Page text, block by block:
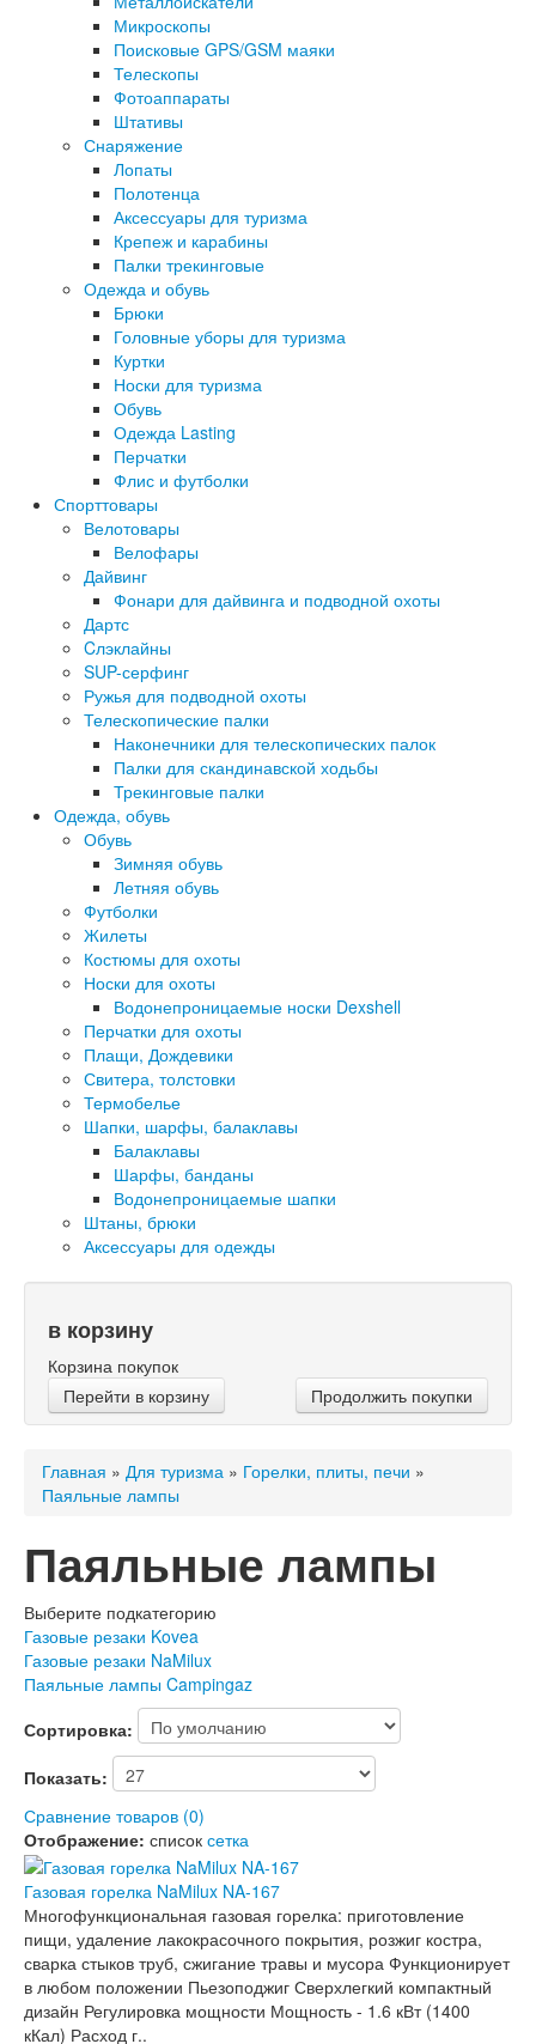
Микроскопы
Поисковые GPS/GSM маяки
Телескопы
Фотоаппараты
Штативы
Снаряжение
Лопаты
Полотенца
Аксессуары для туризма
Крепеж и карабины
Палки трекинговые
Одежда и обувь
Брюки
Головные уборы для туризма
Куртки
Носки для туризма
Обувь
Одежда Lasting
Перчатки
Флис и футболки
Спорттовары
Велотовары
Велофары
Дайвинг
Фонари для дайвинга и подводной охоты
Дартс
Cлэклайны
SUP-серфинг
Ружья для подводной охоты
Телескопические палки
Наконечники для телескопических палок
Палки для скандинавской ходьбы
Трекинговые палки
Одежда, обувь
Обувь
Зимняя обувь
Летняя обувь
Футболки
Жилеты
Костюмы для охоты
Носки для охоты
Водонепроницаемые носки Dexshell
Перчатки для охоты
Плащи, Дождевики
Свитера, толстовки
Термобелье
Шапки, шарфы, балаклавы
Балаклавы
Шарфы, банданы
Водонепроницаемые шапки
Штаны, брюки
Аксессуары для одежды
в корзину
Корзина покупок
Перейти в корзину
Продолжить покупки
Главная » Для туризма » Горелки, плиты, печи »
Паяльные лампы
Паяльные лампы
Выберите подкатегорию
Газовые резаки Kovea
Газовые резаки NaMilux
Паяльные лампы Campingaz
Сортировка:
Показать:
Сравнение товаров (0)
Отображение: список сетка
Газовая горелка NaMilux NA-167
Многофункциональная газовая горелка: приготовление
пищи, удаление лакокрасочного покрытия, розжиг костра,
сварка стыков труб, сжигание травы и мусора Функционирует
в любом положении Пьезоподжиг Сверхлегкий компактный
дизайн Регулировка мощности Мощность - 1.6 кВт (1400
кКал) Расход г..